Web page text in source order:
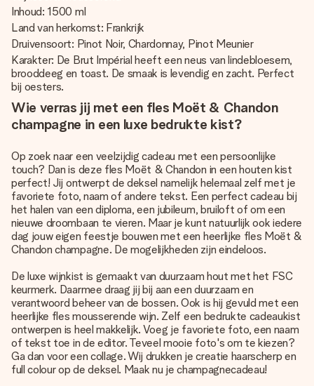
Inhoud: 1500 ml
Land van herkomst: Frankrijk
Druivensoort: Pinot Noir, Chardonnay, Pinot Meunier
Karakter: De Brut Impérial heeft een neus van lindebloesem,
brooddeeg en toast. De smaak is levendig en zacht. Perfect
bij oesters.
Wie verras jij met een fles Moët & Chandon
champagne in een luxe bedrukte kist?
Op zoek naar een veelzijdig cadeau met een persoonlijke
touch? Dan is deze fles Moët & Chandon in een houten kist
perfect! Jij ontwerpt de deksel namelijk helemaal zelf met je
favoriete foto, naam of andere tekst. Een perfect cadeau bij
het halen van een diploma, een jubileum, bruiloft of om een
nieuwe droombaan te vieren. Maar je kunt natuurlijk ook iedere
dag jouw eigen feestje bouwen met een heerlijke fles Moët &
Chandon champagne. De mogelijkheden zijn eindeloos.
De luxe wijnkist is gemaakt van duurzaam hout met het FSC
keurmerk. Daarmee draag jij bij aan een duurzaam en
verantwoord beheer van de bossen. Ook is hij gevuld met een
heerlijke fles mousserende wijn. Zelf een bedrukte cadeaukist
ontwerpen is heel makkelijk. Voeg je favoriete foto, een naam
of tekst toe in de editor. Teveel mooie foto's om te kiezen?
Ga dan voor een collage. Wij drukken je creatie haarscherp en
full colour op de deksel. Maak nu je champagnecadeau!